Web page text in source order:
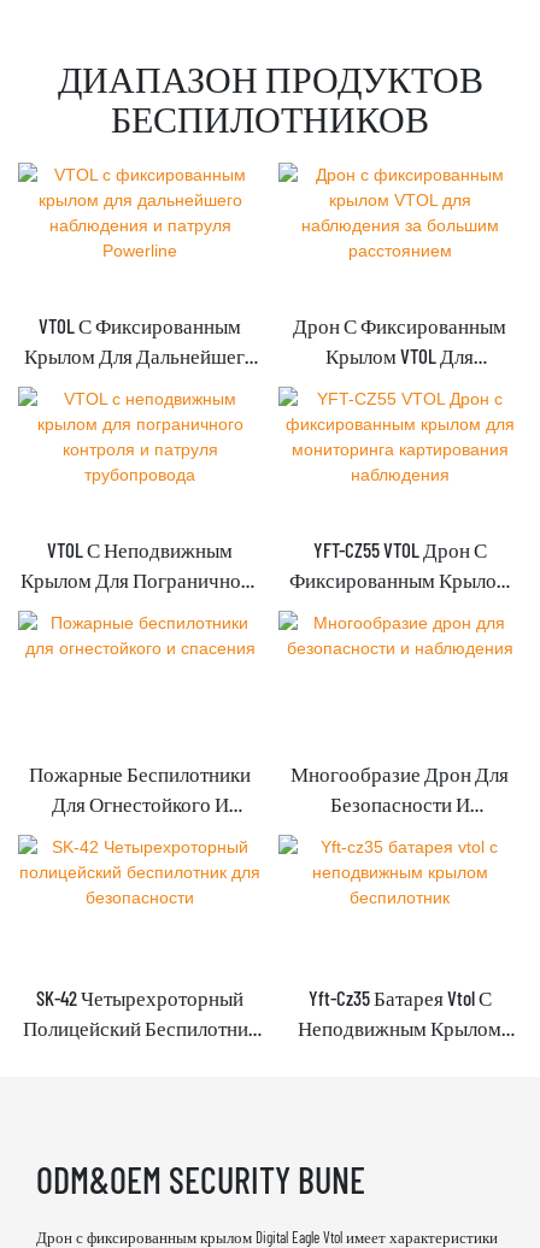
ДИАПАЗОН ПРОДУКТОВ
БЕСПИЛОТНИКОВ
VTOL С Фиксированным
Крылом Для Дальнейшего
Powerline
Дрон С Фиксированным
Крылом VTOL Для
Наблюдения За Большим
Расстоянием
VTOL С Неподвижным
Крылом Для Пограничного
Трубопровода
YFT-CZ55 VTOL Дрон С
Фиксированным Крылом
Картирования Наблюдения
Пожарные Беспилотники
Для Огнестойкого И
Многообразие Дрон Для
Безопасности И
SK-42 Четырехроторный
Полицейский Беспилотник
Yft-Cz35 Батарея Vtol С
Неподвижным Крылом
ODM&OEM SECURITY BUNE
Дрон с фиксированным крылом Digital Eagle Vtol имеет характеристики